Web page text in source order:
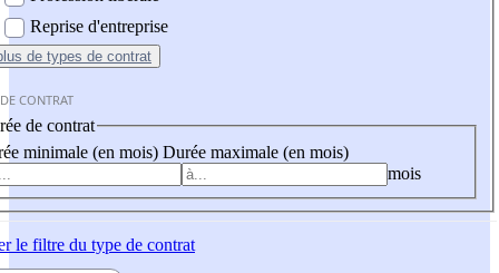
Reprise d'entreprise
de types de contrat
CONTRAT
de contrat
minimale (en mois) Durée maximale (en mois)
mois
le filtre du type de contrat